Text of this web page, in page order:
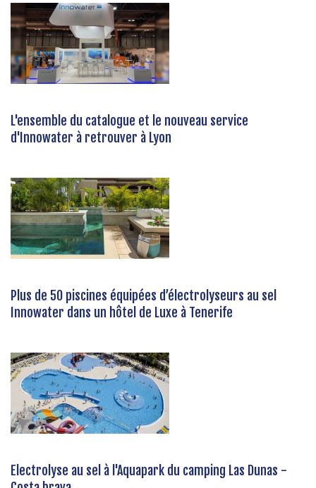
L'ensemble du catalogue et le nouveau service
d'Innowater à retrouver à Lyon
Plus de 50 piscines équipées d’électrolyseurs au sel
Innowater dans un hôtel de Luxe à Tenerife
Electrolyse au sel à l'Aquapark du camping Las Dunas -